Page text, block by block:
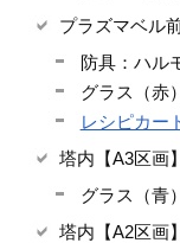
プラズマベル
防具：ハル
グラス（赤
レシピカー
塔内【A3区画
グラス（青
塔内【A2区画